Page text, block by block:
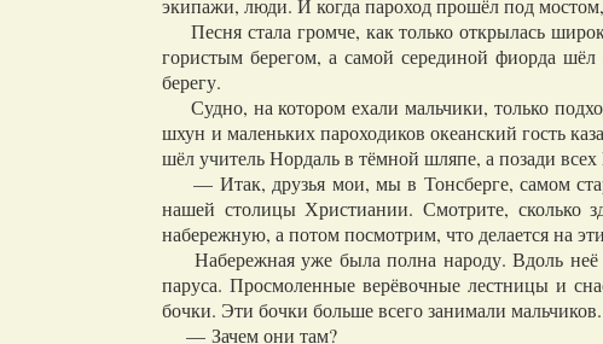
Песня стала громче, как только открылась
гористым берегом, а самой серединой фиорда
берегу.
Судно, на котором ехали мальчики, только
шхун и маленьких пароходиков океанский гость
шёл учитель Нордаль в тёмной шляпе, а позади
— Итак, друзья мои, мы в Тонсберге, самом
нашей столицы Христиании. Смотрите,
набережную, а потом посмотрим, что делается на
Набережная уже была полна народу. Вдоль неё
паруса. Просмоленные верёвочные лестницы и
бочки. Эти бочки больше всего занимали мальчиков.
— Зачем они там?